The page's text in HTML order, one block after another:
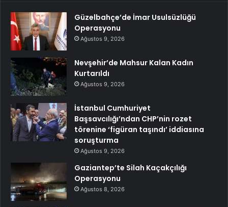
Güzelbahçe’de İmar Usulsüzlüğü
Operasyonu
Ağustos 9, 2026
Nevşehir’de Mahsur Kalan Kadın
Kurtarıldı
Ağustos 9, 2026
İstanbul Cumhuriyet
Başsavcılığı’ndan CHP’nin rozet
törenine ‘figüran taşındı’ iddiasına
soruşturma
Ağustos 9, 2026
Gaziantep’te Silah Kaçakçılığı
Operasyonu
Ağustos 8, 2026